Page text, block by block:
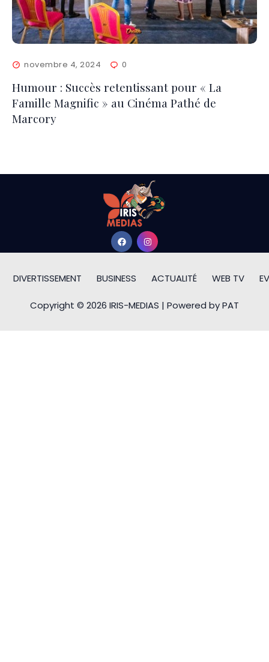
novembre 4, 2024 0
Humour : Succès retentissant pour « La
Famille Magnific » au Cinéma Pathé de
Marcory
DIVERTISSEMENT BUSINESS ACTUALITÉ WEB TV
Copyright © 2026 IRIS-MEDIAS | Powered by PAT